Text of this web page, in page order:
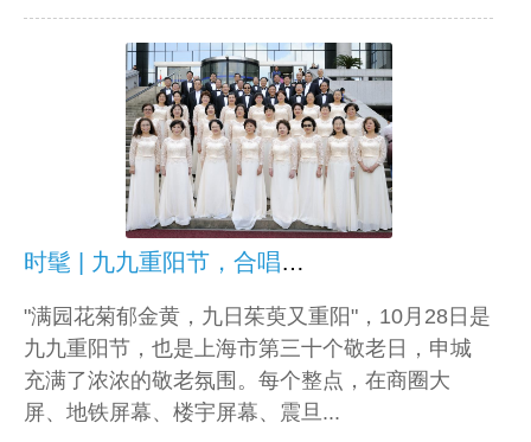
时髦 | 九九重阳节，合唱也快闪。
"满园花菊郁金黄，九日茱萸又重阳"，10月28日是
九九重阳节，也是上海市第三十个敬老日，申城
充满了浓浓的敬老氛围。每个整点，在商圈大
屏、地铁屏幕、楼宇屏幕、震旦...